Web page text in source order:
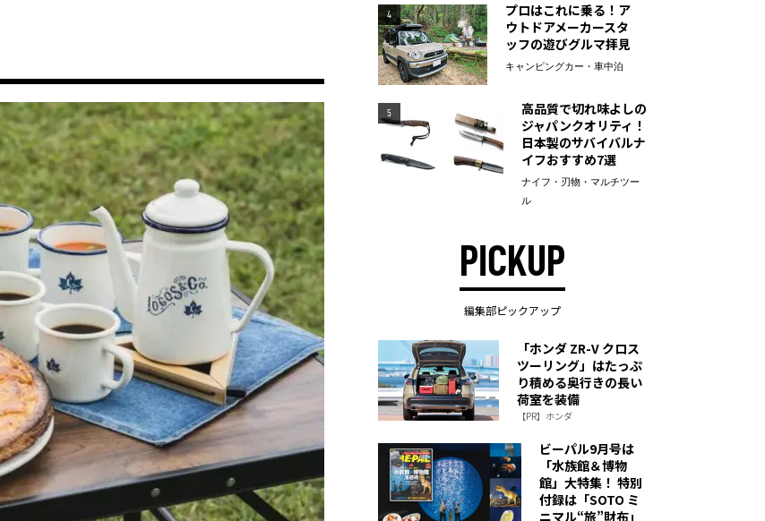
4
プロはこれに乗る！ア
ウトドアメーカースタ
ッフの遊びグルマ拝見
キャンピングカー・車中泊
5
高品質で切れ味よしの
ジャパンクオリティ！
日本製のサバイバルナ
イフおすすめ7選
ナイフ・刃物・マルチツー
ル
PICKUP
編集部ピックアップ
「ホンダ ZR-V クロス
ツーリング」はたっぷ
り積める奥行きの長い
荷室を装備
【PR】ホンダ
ビーパル9月号は
「水族館＆博物
館」大特集！ 特別
付録は「SOTO ミ
ニマル“旅”財布」